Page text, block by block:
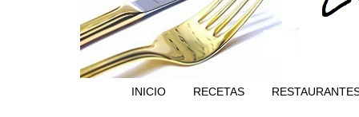
INICIO RECETAS